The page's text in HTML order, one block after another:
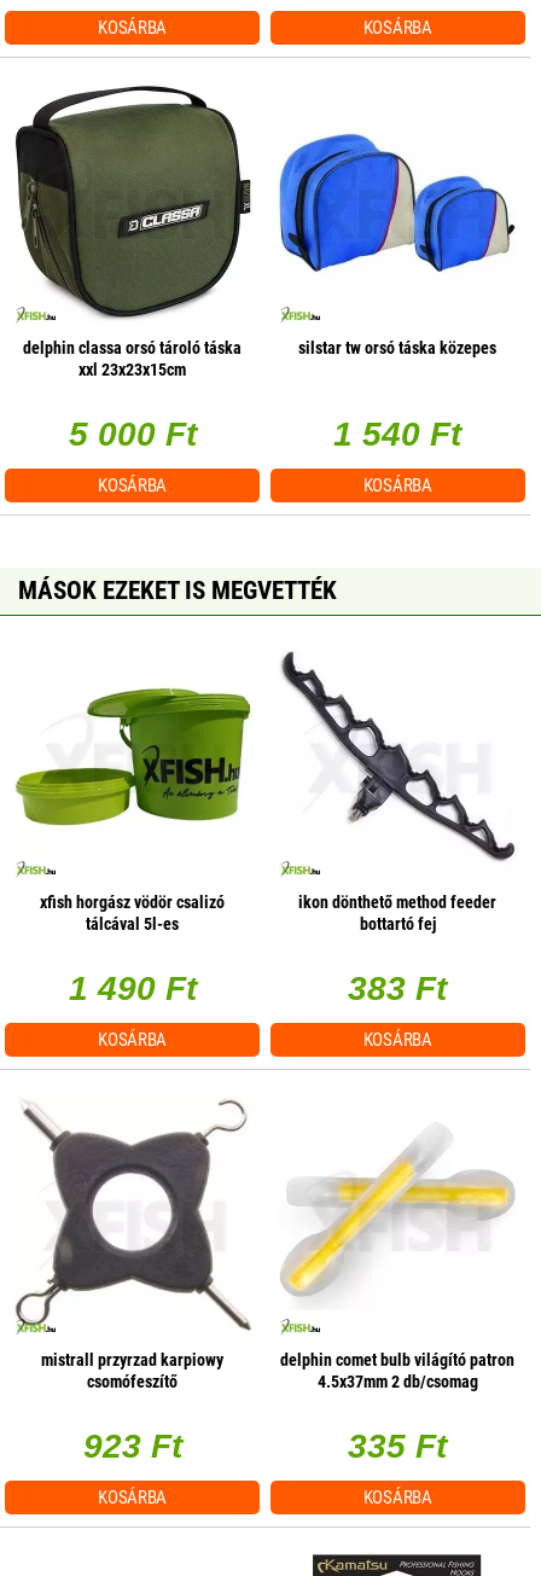
KOSÁRBA KOSÁRBA
delphin classa orsó tároló táska
xxl 23x23x15cm
5 000 Ft
KOSÁRBA
silstar tw orsó táska közepes
1 540 Ft
KOSÁRBA
MÁSOK EZEKET IS MEGVETTÉK
xfish horgász vödör csalizó
tálcával 5l-es
1 490 Ft
KOSÁRBA
ikon dönthető method feeder
bottartó fej
383 Ft
KOSÁRBA
mistrall przyrzad karpiowy
csomófeszítő
923 Ft
KOSÁRBA
delphin comet bulb világító patron
4.5x37mm 2 db/csomag
335 Ft
KOSÁRBA